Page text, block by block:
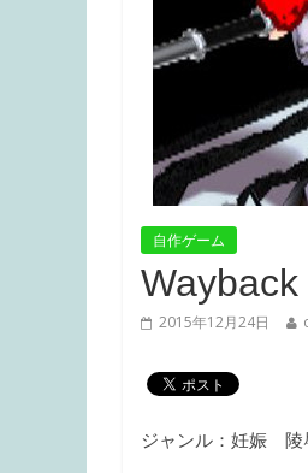
自作ゲーム
2015年12月24日
ジャンル：妊娠 陵